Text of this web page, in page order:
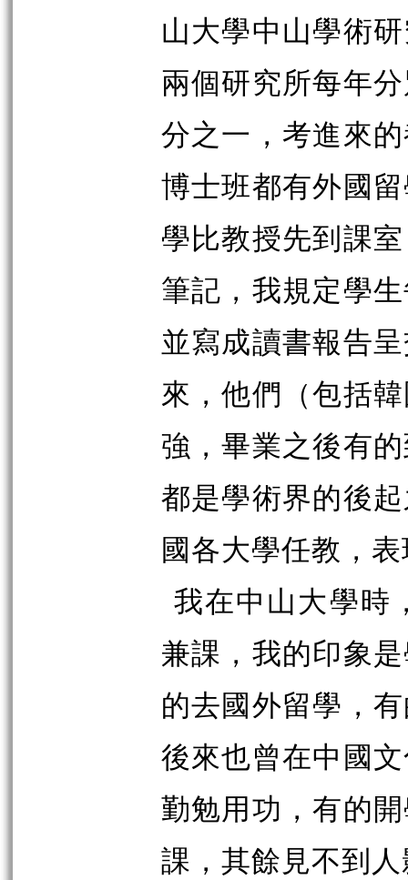
山大學中山學術
兩個研究所每年
分之一，考進來
博士班都有外國
學比教授先到課
筆記，我規定學
並寫成讀書報告
來，他們（包括
強，畢業之後有
都是學術界的後
國各大學任教，
我在中山大學時
兼課，我的印象
的去國外留學，
後來也曾在中國
勤勉用功，有的
課，其餘見不到